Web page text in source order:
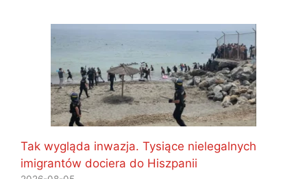
Tak wygląda inwazja. Tysiące nielegalnych
imigrantów dociera do Hiszpanii